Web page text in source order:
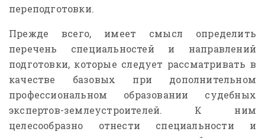
переподготовки.
Прежде всего, имеет смысл определить
перечень специальностей и направлений
подготовки, которые следует рассматривать в
качестве базовых при дополнительном
профессиональном образовании судебных
экспертов-землеустроителей. К ним
целесообразно отнести специальности и